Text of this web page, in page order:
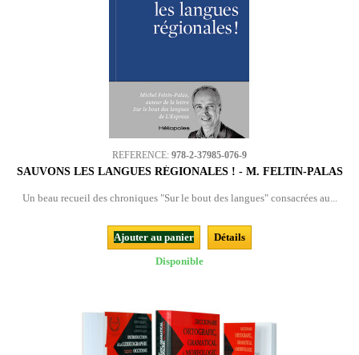
REFERENCE: 978-2-37985-076-9
SAUVONS LES LANGUES RÉGIONALES ! - M. FELTIN-PALAS
Un beau recueil des chroniques "Sur le bout des langues" consacrées au...
Ajouter au panier
Détails
Disponible